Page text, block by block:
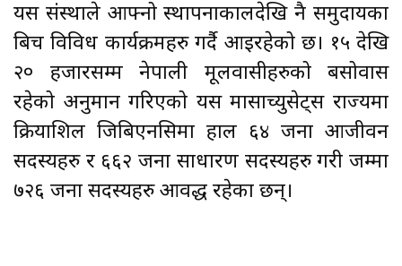
यस संस्थाले आफ्नो स्थापनाकालदेखि नै समुदायका
बिच विविध कार्यक्रमहरु गर्दै आइरहेको छ। १५ देखि
२० हजारसम्म नेपाली मूलवासीहरुको बसोवास
रहेको अनुमान गरिएको यस मासाच्युसेट्स राज्यमा
क्रियाशिल जिबिएनसिमा हाल ६४ जना आजीवन
सदस्यहरु र ६६२ जना साधारण सदस्यहरु गरी जम्मा
७२६ जना सदस्यहरु आवद्ध रहेका छन्।